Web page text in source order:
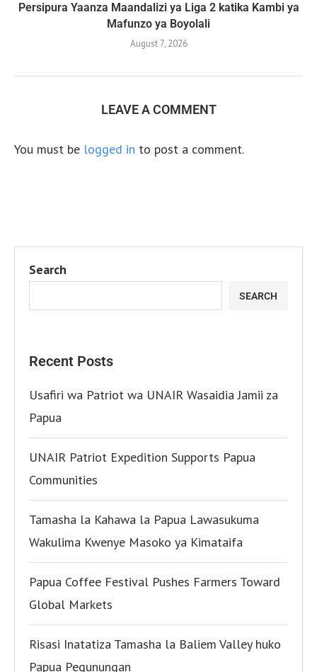
Persipura Yaanza Maandalizi ya Liga 2 katika Kambi ya
Mafunzo ya Boyolali
August 7, 2026
LEAVE A COMMENT
You must be logged in to post a comment.
Search
SEARCH
Recent Posts
Usafiri wa Patriot wa UNAIR Wasaidia Jamii za
Papua
UNAIR Patriot Expedition Supports Papua
Communities
Tamasha la Kahawa la Papua Lawasukuma
Wakulima Kwenye Masoko ya Kimataifa
Papua Coffee Festival Pushes Farmers Toward
Global Markets
Risasi Inatatiza Tamasha la Baliem Valley huko
Papua Pegunungan